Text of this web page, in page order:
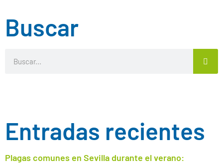
Buscar
Entradas recientes
Plagas comunes en Sevilla durante el verano: